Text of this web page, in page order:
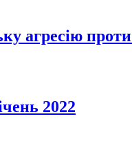
агресію
2022